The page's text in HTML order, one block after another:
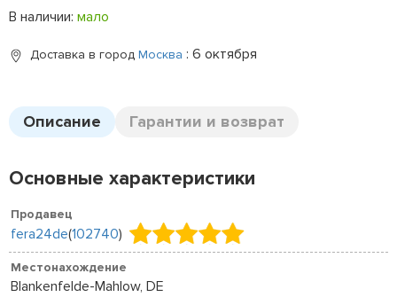
В наличии: мало
Доставка в город Москва : 6 октября
Описание Гарантии и возврат
Основные характеристики
Продавец
fera24de(102740)
Местонахождение
Blankenfelde-Mahlow, DE